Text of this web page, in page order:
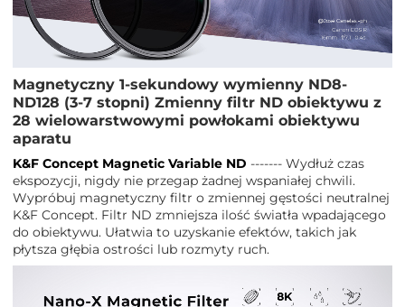
Magnetyczny 1-sekundowy wymienny ND8-
ND128 (3-7 stopni) Zmienny filtr ND obiektywu z
28 wielowarstwowymi powłokami obiektywu
aparatu
K&F Concept Magnetic Variable ND ------- Wydłuż czas
ekspozycji, nigdy nie przegap żadnej wspaniałej chwili.
Wypróbuj magnetyczny filtr o zmiennej gęstości neutralnej
K&F Concept. Filtr ND zmniejsza ilość światła wpadającego
do obiektywu. Ułatwia to uzyskanie efektów, takich jak
płytsza głębia ostrości lub rozmyty ruch.